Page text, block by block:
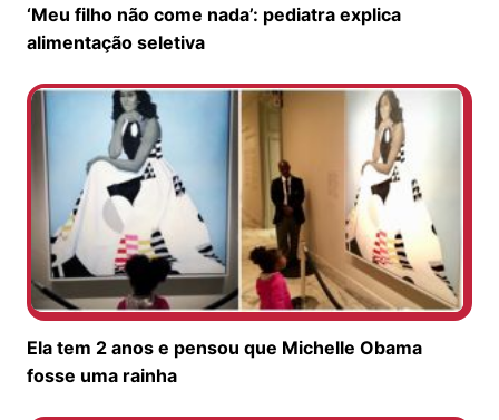
‘Meu filho não come nada’: pediatra explica
alimentação seletiva
Ela tem 2 anos e pensou que Michelle Obama
fosse uma rainha